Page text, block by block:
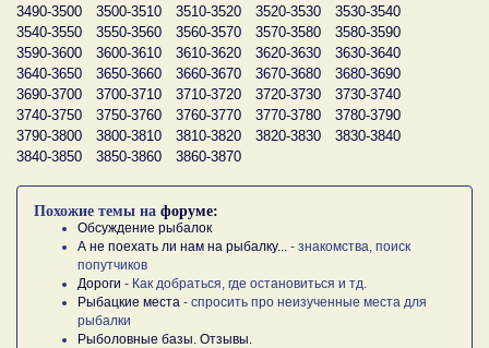
3490-3500
3500-3510 3510-3520 3520-3530
3530-3540
3540-3550
3550-3560 3560-3570 3570-3580
3580-3590
3590-3600
3600-3610 3610-3620 3620-3630
3630-3640
3640-3650
3650-3660 3660-3670 3670-3680
3680-3690
3690-3700
3700-3710 3710-3720 3720-3730
3730-3740
3740-3750
3750-3760 3760-3770 3770-3780
3780-3790
3790-3800
3800-3810 3810-3820 3820-3830
3830-3840
3840-3850
3850-3860 3860-3870
Похожие темы на форуме:
Обсуждение рыбалок
А не поехать ли нам на рыбалку...
- знакомства, поиск
попутчиков
Дороги - Как добраться, где остановиться и тд.
Рыбацкие места - спросить про неизученные места для
рыбалки
Рыболовные базы. Отзывы.